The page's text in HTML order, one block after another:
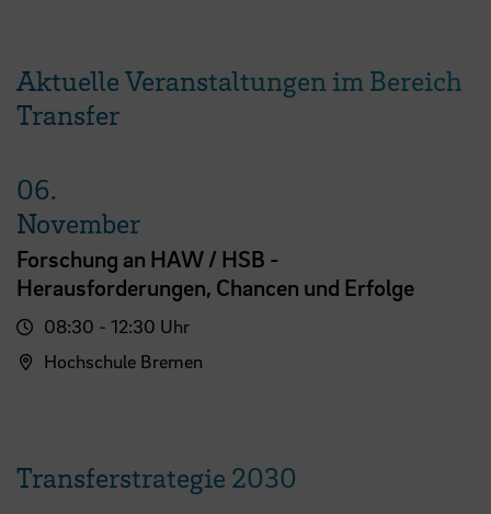
Aktuelle Veranstaltungen im Bereich
Transfer
06.
November
Forschung an HAW / HSB -
Herausforderungen, Chancen und Erfolge
08:30 - 12:30 Uhr
Hochschule Bremen
Transferstrategie 2030